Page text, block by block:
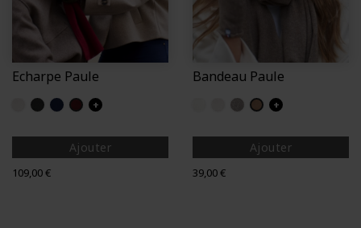
Echarpe Paule
SableNoir Chiné
Marine (Paule)
Bordeaux
+
Ajouter
Prix
109,00 €
Bandeau Paule
Blanc ecru
SableGrisChene
+
Ajouter
Prix
39,00 €